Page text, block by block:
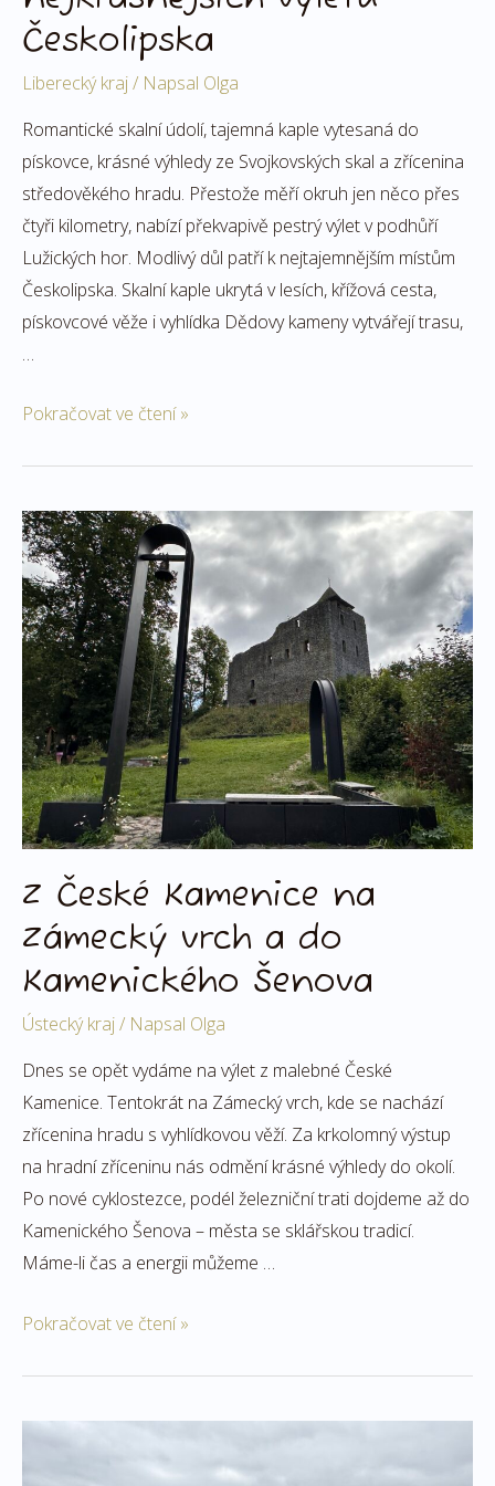
Českolipska
Liberecký kraj/ Napsal Olga
Romantické skalní údolí, tajemná kaple vytesaná do
pískovce, krásné výhledy ze Svojkovských skal a zřícenina
středověkého hradu. Přestože měří okruh jen něco přes
čtyři kilometry, nabízí překvapivě pestrý výlet v podhůří
Lužických hor. Modlivý důl patří k nejtajemnějším místům
Českolipska. Skalní kaple ukrytá v lesích, křížová cesta,
pískovcové věže i vyhlídka Dědovy kameny vytvářejí trasu,
…
Pokračovat ve čtení »
Z České Kamenice na
Zámecký vrch a do
Kamenického Šenova
Ústecký kraj/ Napsal Olga
Dnes se opět vydáme na výlet z malebné České
Kamenice. Tentokrát na Zámecký vrch, kde se nachází
zřícenina hradu s vyhlídkovou věží. Za krkolomný výstup
na hradní zříceninu nás odmění krásné výhledy do okolí.
Po nové cyklostezce, podél železniční trati dojdeme až do
Kamenického Šenova – města se sklářskou tradicí.
Máme-li čas a energii můžeme …
Z
České
Kamenice
na
Zámecký
vrch
a
do
Kamenického
Šenova
Pokračovat ve čtení »
Kolem